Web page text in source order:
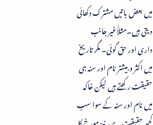
میں بعض باتیں مشترک دکھائی
دیتی ہیں۔مثلاََغیر جانب
داری اور حق گوئی۔ مگر تاریخ
میں اکثر و بیشتر نام اور سنہ ہی
حقیقت رکھتے ہیں لیکن خاکہ
میں نام اور سنہ کے سوا سب